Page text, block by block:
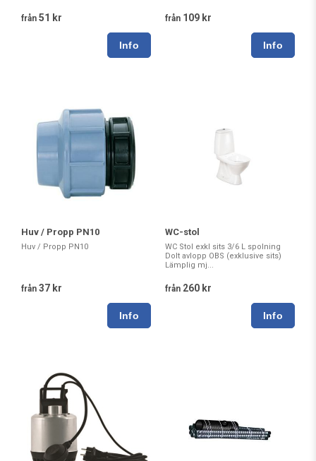
från 51 kr från 109 kr
Huv / Propp PN10
Huv / Propp PN10
från 37 kr
WC-stol
WC Stol exkl sits 3/6 L spolning
Dolt avlopp OBS (exklusive sits)
Lämplig mj...
från 260 kr